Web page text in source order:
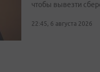
чтобы вывезти
22:45, 6 августа 2026